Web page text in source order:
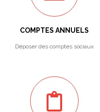
COMPTES ANNUELS
Déposer des comptes sociaux